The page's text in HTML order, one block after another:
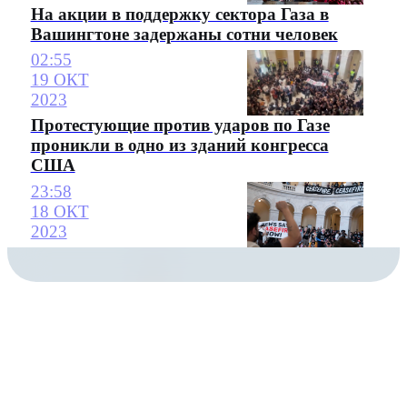
На акции в поддержку сектора Газа в
Вашингтоне задержаны сотни человек
02:55
19 ОКТ
2023
Протестующие против ударов по Газе
проникли в одно из зданий конгресса
США
23:58
18 ОКТ
2023